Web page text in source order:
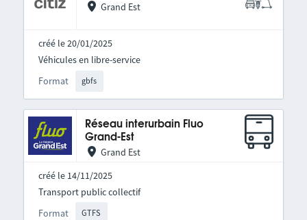
Grand Est
créé le 20/01/2025
Format gbfs
Véhicules en libre-service
Réseau interurbain Fluo
Grand-Est
Grand Est
créé le 14/11/2025
Format GTFS
Transport public collectif